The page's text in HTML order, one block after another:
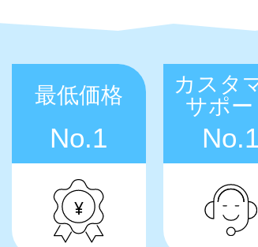
最低価格
No.1
カスタ
サポー
No.1